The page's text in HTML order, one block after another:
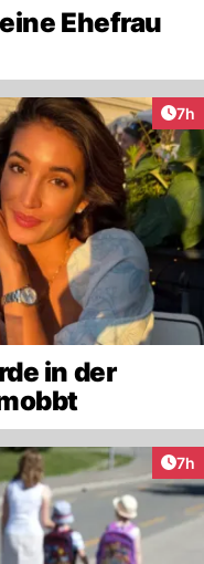
Ehefrau
7h
in der
7h